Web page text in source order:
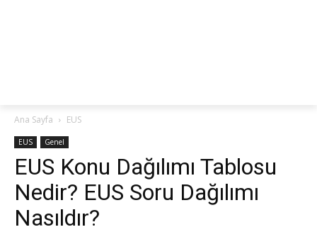
Ana Sayfa EUS
EUS Genel
EUS Konu Dağılımı Tablosu
Nedir? EUS Soru Dağılımı
Nasıldır?